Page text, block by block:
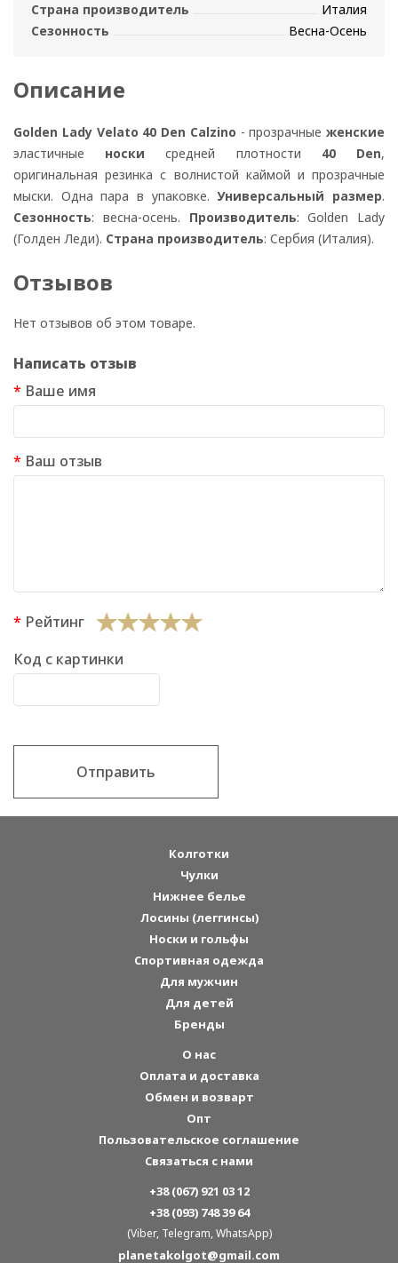
Страна производитель
Италия
Сезонность
Весна-Осень
Описание
Golden Lady Velato 40 Den Calzino - прозрачные женские
эластичные носкисредней плотности 40 Den,
оригинальная резинка с волнистой каймой и прозрачные
мыски. Одна пара в упаковке.Универсальный размер.
Сезонность: весна-осень. Производитель: Golden Lady
(Голден Леди). Страна производитель: Сербия (Италия).
Отзывов
Нет отзывов об этом товаре.
Написать отзыв
Ваше имя
Ваш отзыв
Рейтинг
Код с картинки
Отправить
Колготки
Чулки
Нижнее белье
Лосины (леггинсы)
Носки и гольфы
Спортивная одежда
Для мужчин
Для детей
Бренды
О нас
Оплата и доставка
Обмен и возварт
Опт
Пользовательское соглашение
Связаться с нами
+38 (067) 921 03 12
+38 (093) 748 39 64
(Viber, Telegram, WhatsApp)
planetakolgot@gmail.com